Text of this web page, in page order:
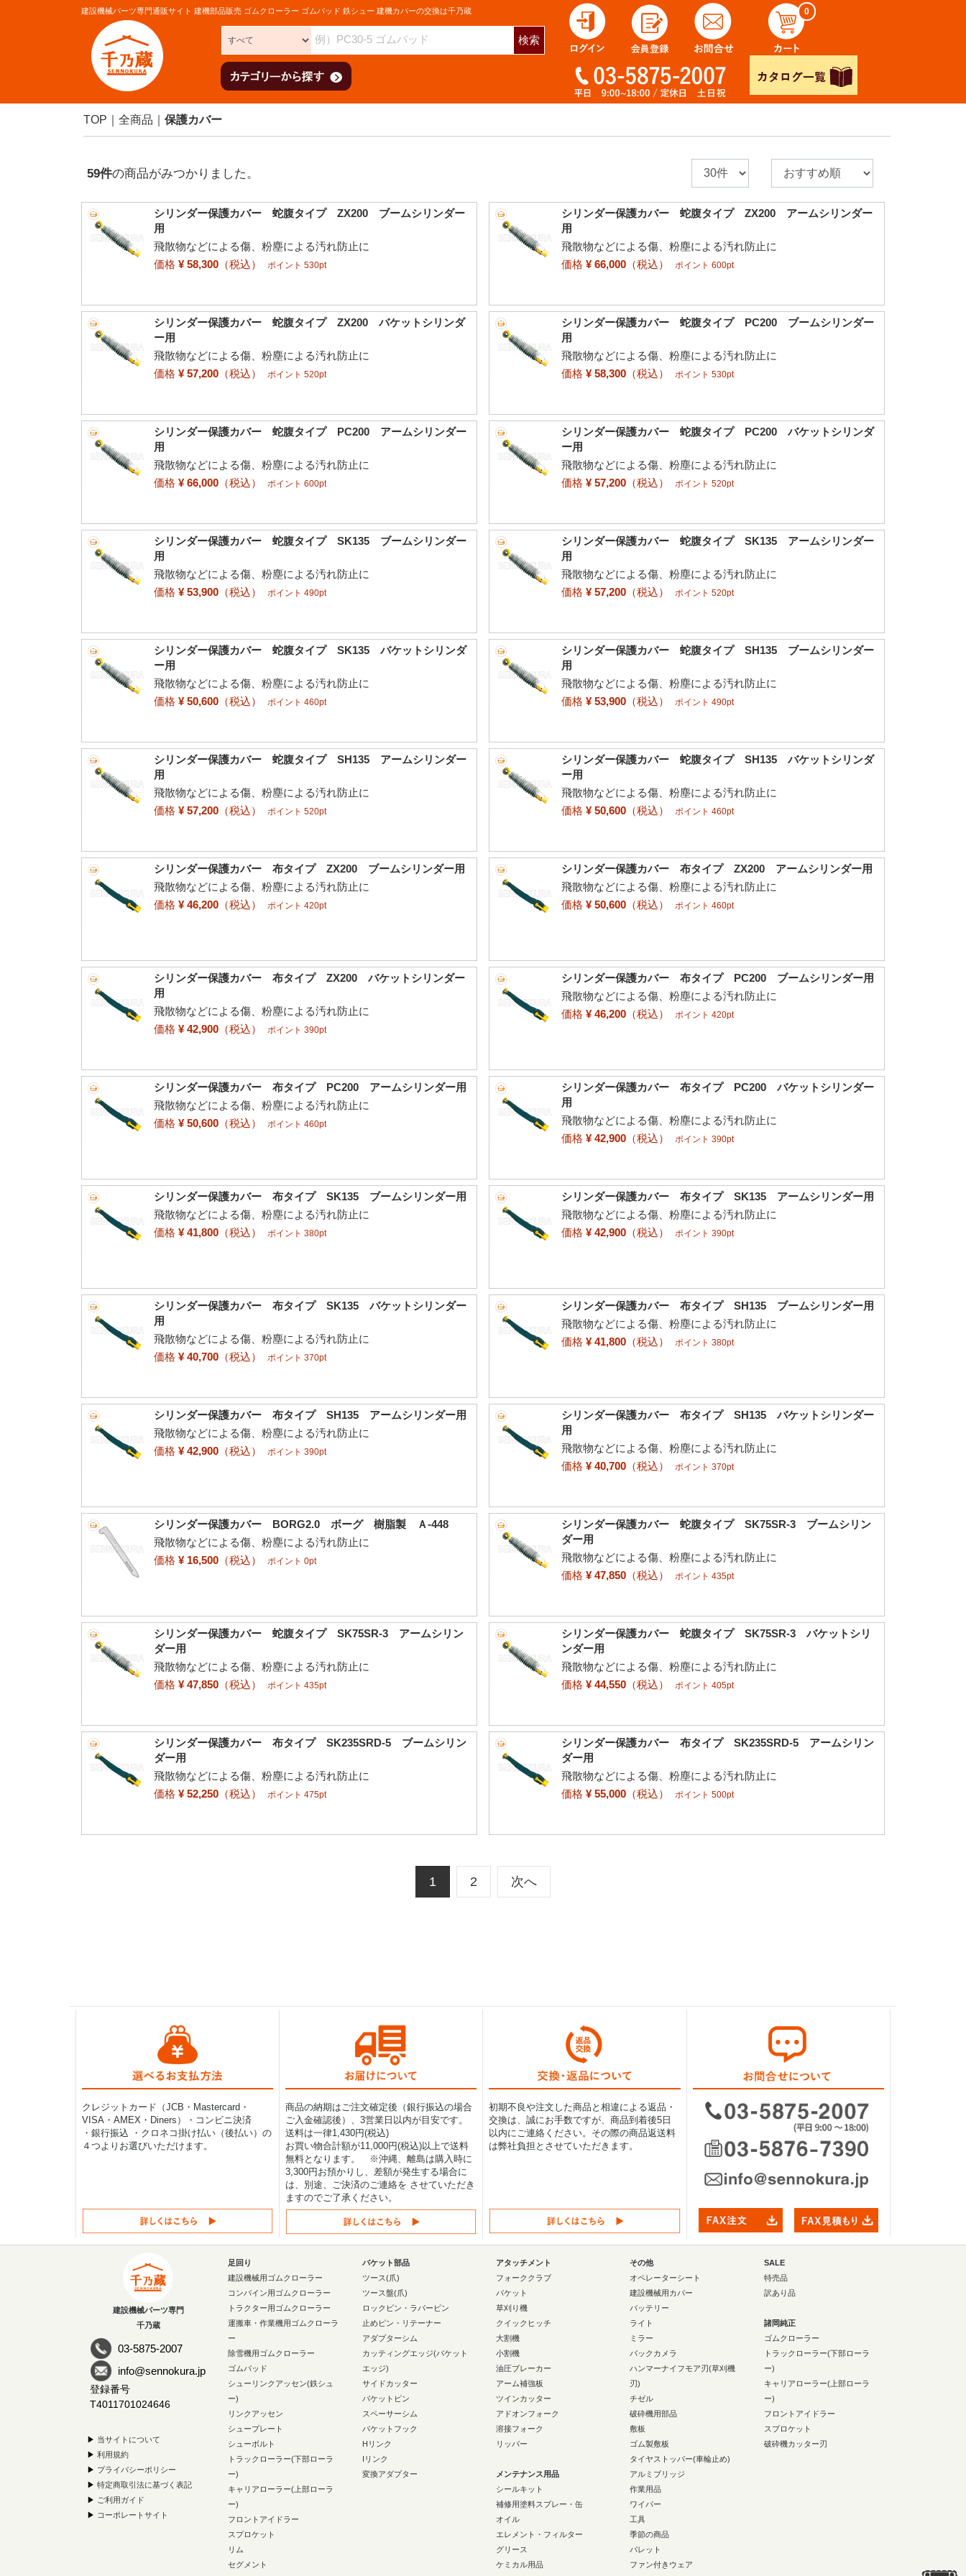
建設機械パーツ専門通販サイト 建機部品販売 ゴムクローラー ゴムパッド 鉄シュー 建機カバーの交換は千乃蔵
検索
0
TOP 全商品 保護カバー
59件の商品がみつかりました。
シリンダー保護カバー 蛇腹タイプ ZX200 ブームシリンダー
用
飛散物などによる傷、粉塵による汚れ防止に
価格 ¥ 58,300 （税込） ポイント 530pt
シリンダー保護カバー 蛇腹タイプ ZX200 アームシリンダー
用
飛散物などによる傷、粉塵による汚れ防止に
価格 ¥ 66,000 （税込） ポイント 600pt
シリンダー保護カバー 蛇腹タイプ ZX200 バケットシリンダ
ー用
飛散物などによる傷、粉塵による汚れ防止に
価格 ¥ 57,200 （税込） ポイント 520pt
シリンダー保護カバー 蛇腹タイプ PC200 ブームシリンダー
用
飛散物などによる傷、粉塵による汚れ防止に
価格 ¥ 58,300 （税込） ポイント 530pt
シリンダー保護カバー 蛇腹タイプ PC200 アームシリンダー
用
飛散物などによる傷、粉塵による汚れ防止に
価格 ¥ 66,000 （税込） ポイント 600pt
シリンダー保護カバー 蛇腹タイプ PC200 バケットシリンダ
ー用
飛散物などによる傷、粉塵による汚れ防止に
価格 ¥ 57,200 （税込） ポイント 520pt
シリンダー保護カバー 蛇腹タイプ SK135 ブームシリンダー
用
飛散物などによる傷、粉塵による汚れ防止に
価格 ¥ 53,900 （税込） ポイント 490pt
シリンダー保護カバー 蛇腹タイプ SK135 アームシリンダー
用
飛散物などによる傷、粉塵による汚れ防止に
価格 ¥ 57,200 （税込） ポイント 520pt
シリンダー保護カバー 蛇腹タイプ SK135 バケットシリンダ
ー用
飛散物などによる傷、粉塵による汚れ防止に
価格 ¥ 50,600 （税込） ポイント 460pt
シリンダー保護カバー 蛇腹タイプ SH135 ブームシリンダー
用
飛散物などによる傷、粉塵による汚れ防止に
価格 ¥ 53,900 （税込） ポイント 490pt
シリンダー保護カバー 蛇腹タイプ SH135 アームシリンダー
用
飛散物などによる傷、粉塵による汚れ防止に
価格 ¥ 57,200 （税込） ポイント 520pt
シリンダー保護カバー 蛇腹タイプ SH135 バケットシリンダ
ー用
飛散物などによる傷、粉塵による汚れ防止に
価格 ¥ 50,600 （税込） ポイント 460pt
シリンダー保護カバー 布タイプ ZX200 ブームシリンダー用
飛散物などによる傷、粉塵による汚れ防止に
価格 ¥ 46,200 （税込） ポイント 420pt
シリンダー保護カバー 布タイプ ZX200 アームシリンダー用
飛散物などによる傷、粉塵による汚れ防止に
価格 ¥ 50,600 （税込） ポイント 460pt
シリンダー保護カバー 布タイプ ZX200 バケットシリンダー
用
飛散物などによる傷、粉塵による汚れ防止に
価格 ¥ 42,900 （税込） ポイント 390pt
シリンダー保護カバー 布タイプ PC200 ブームシリンダー用
飛散物などによる傷、粉塵による汚れ防止に
価格 ¥ 46,200 （税込） ポイント 420pt
シリンダー保護カバー 布タイプ PC200 アームシリンダー用
飛散物などによる傷、粉塵による汚れ防止に
価格 ¥ 50,600 （税込） ポイント 460pt
シリンダー保護カバー 布タイプ PC200 バケットシリンダー
用
飛散物などによる傷、粉塵による汚れ防止に
価格 ¥ 42,900 （税込） ポイント 390pt
シリンダー保護カバー 布タイプ SK135 ブームシリンダー用
飛散物などによる傷、粉塵による汚れ防止に
価格 ¥ 41,800 （税込） ポイント 380pt
シリンダー保護カバー 布タイプ SK135 アームシリンダー用
飛散物などによる傷、粉塵による汚れ防止に
価格 ¥ 42,900 （税込） ポイント 390pt
シリンダー保護カバー 布タイプ SK135 バケットシリンダー
用
飛散物などによる傷、粉塵による汚れ防止に
価格 ¥ 40,700 （税込） ポイント 370pt
シリンダー保護カバー 布タイプ SH135 ブームシリンダー用
飛散物などによる傷、粉塵による汚れ防止に
価格 ¥ 41,800 （税込） ポイント 380pt
シリンダー保護カバー 布タイプ SH135 アームシリンダー用
飛散物などによる傷、粉塵による汚れ防止に
価格 ¥ 42,900 （税込） ポイント 390pt
シリンダー保護カバー 布タイプ SH135 バケットシリンダー
用
飛散物などによる傷、粉塵による汚れ防止に
価格 ¥ 40,700 （税込） ポイント 370pt
シリンダー保護カバー BORG2.0 ボーグ 樹脂製 Ａ-448
飛散物などによる傷、粉塵による汚れ防止に
価格 ¥ 16,500 （税込） ポイント 0pt
シリンダー保護カバー 蛇腹タイプ SK75SR-3 ブームシリン
ダー用
飛散物などによる傷、粉塵による汚れ防止に
価格 ¥ 47,850 （税込） ポイント 435pt
シリンダー保護カバー 蛇腹タイプ SK75SR-3 アームシリン
ダー用
飛散物などによる傷、粉塵による汚れ防止に
価格 ¥ 47,850 （税込） ポイント 435pt
シリンダー保護カバー 蛇腹タイプ SK75SR-3 バケットシリ
ンダー用
飛散物などによる傷、粉塵による汚れ防止に
価格 ¥ 44,550 （税込） ポイント 405pt
シリンダー保護カバー 布タイプ SK235SRD-5 ブームシリン
ダー用
飛散物などによる傷、粉塵による汚れ防止に
価格 ¥ 52,250 （税込） ポイント 475pt
シリンダー保護カバー 布タイプ SK235SRD-5 アームシリン
ダー用
飛散物などによる傷、粉塵による汚れ防止に
価格 ¥ 55,000 （税込） ポイント 500pt
1 2 次へ
クレジットカード（JCB・Mastercard・
VISA・AMEX・Diners）・コンビニ決済
・銀行振込 ・クロネコ掛け払い（後払い）の
４つよりお選びいただけます。
商品の納期はご注文確定後（銀行振込の場合
ご入金確認後）、3営業日以内が目安です。
送料は一律1,430円(税込)
お買い物合計額が11,000円(税込)以上で送料
無料となります。 ※沖縄、離島は購入時に
3,300円お預かりし、差額が発生する場合に
は、別途、ご決済のご連絡を させていただき
ますのでご了承ください。
初期不良や注文した商品と相違による返品・
交換は、誠にお手数ですが、商品到着後5日
以内にご連絡ください。その際の商品返送料
は弊社負担とさせていただきます。
建設機械パーツ専門
千乃蔵
03-5875-2007
info@sennokura.jp
登録番号
T4011701024646
▶ 当サイトについて
▶ 利用規約
▶ プライバシーポリシー
▶ 特定商取引法に基づく表記
▶ ご利用ガイド
▶ コーポレートサイト
足回り
建設機械用ゴムクローラー
コンバイン用ゴムクローラー
トラクター用ゴムクローラー
運搬車・作業機用ゴムクローラ
ー
除雪機用ゴムクローラー
ゴムパッド
シューリンクアッセン(鉄シュ
ー)
リンクアッセン
シュープレート
シューボルト
トラックローラー(下部ローラ
ー)
キャリアローラー(上部ローラ
ー)
フロントアイドラー
スプロケット
リム
セグメント
バケット部品
ツース(爪)
ツース盤(爪)
ロックピン・ラバーピン
止めピン・リテーナー
アダプターシム
カッティングエッジ(バケット
エッジ)
サイドカッター
バケットピン
スペーサーシム
バケットフック
Hリンク
Iリンク
変換アダプター
アタッチメント
フォーククラブ
バケット
草刈り機
クイックヒッチ
大割機
小割機
油圧ブレーカー
アーム補強板
ツインカッター
アドオンフォーク
溶接フォーク
リッパー
メンテナンス用品
シールキット
補修用塗料スプレー・缶
オイル
エレメント・フィルター
グリース
ケミカル用品
その他
オペレーターシート
建設機械用カバー
バッテリー
ライト
ミラー
バックカメラ
ハンマーナイフモア刃(草刈機
刃)
チゼル
破砕機用部品
敷板
ゴム製敷板
タイヤストッパー(車輪止め)
アルミブリッジ
作業用品
ワイパー
工具
季節の商品
パレット
ファン付きウェア
SALE
特売品
訳あり品
諸岡純正
ゴムクローラー
トラックローラー(下部ローラ
ー)
キャリアローラー(上部ローラ
ー)
フロントアイドラー
スプロケット
破砕機カッター刃